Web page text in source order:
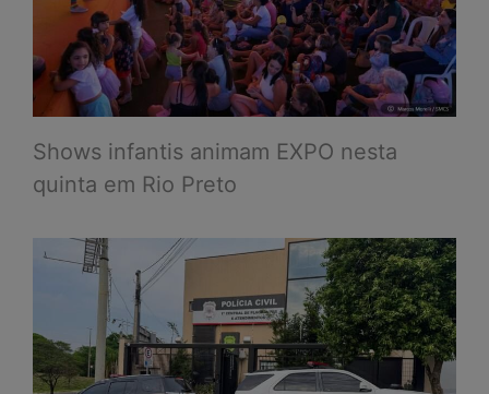
Shows infantis animam EXPO nesta
quinta em Rio Preto